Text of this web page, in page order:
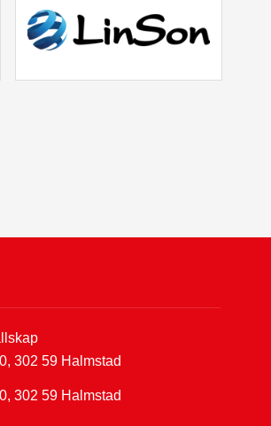
302 59 Halmstad
302 59 Halmstad